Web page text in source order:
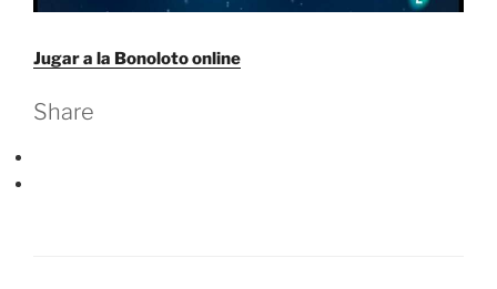
Jugar a la Bonoloto online
Share